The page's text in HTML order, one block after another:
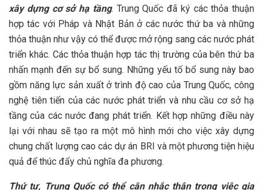
xây dựng cơ sở hạ tầng. Trung Quốc đã ký các thỏa thuận
hợp tác với Pháp và Nhật Bản ở các nước thứ ba và những
thỏa thuận như vậy có thể được mở rộng sang các nước phát
triển khác. Các thỏa thuận hợp tác thị trường của bên thứ ba
nhấn mạnh đến sự bổ sung. Những yếu tố bổ sung này bao
gồm năng lực sản xuất ở trình độ cao của Trung Quốc, công
nghệ tiên tiến của các nước phát triển và nhu cầu cơ sở hạ
tầng của các nước đang phát triển. Kết hợp những điều này
lại với nhau sẽ tạo ra một mô hình mới cho việc xây dựng
chung chất lượng cao các dự án BRI và một phương tiện hiệu
quả để thúc đẩy chủ nghĩa đa phương.
Thứ tư, Trung Quốc có thể cân nhắc thận trọng việc gia